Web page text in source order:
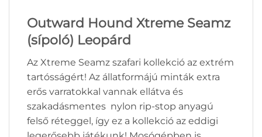
Outward Hound Xtreme Seamz
(sípoló) Leopárd
Az Xtreme Seamz szafari kollekció az extrém
tartósságért! Az állatformájú minták extra
erős varratokkal vannak ellátva és
szakadásmentes nylon rip-stop anyagú
felső réteggel, így ez a kollekció az eddigi